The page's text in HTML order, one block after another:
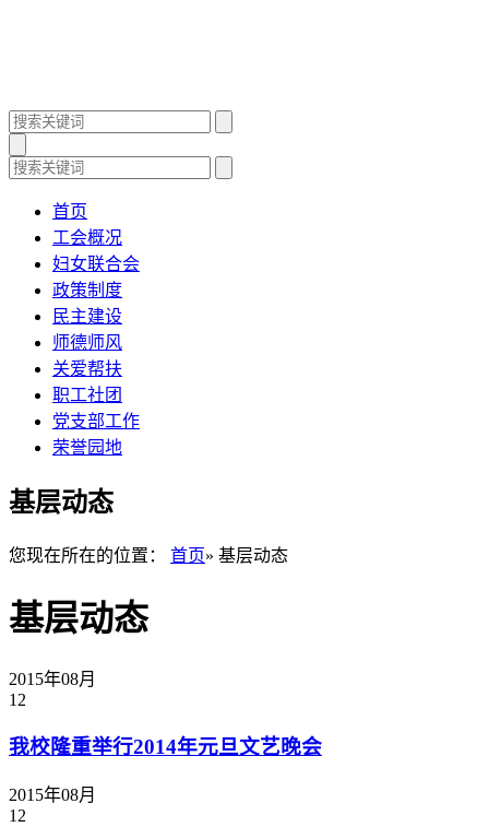
首页
工会概况
妇女联合会
政策制度
民主建设
师德师风
关爱帮扶
职工社团
党支部工作
荣誉园地
基层动态
您现在所在的位置： 首页» 基层动态
基层动态
2015年08月
12
我校隆重举行2014年元旦文艺晚会
2015年08月
12